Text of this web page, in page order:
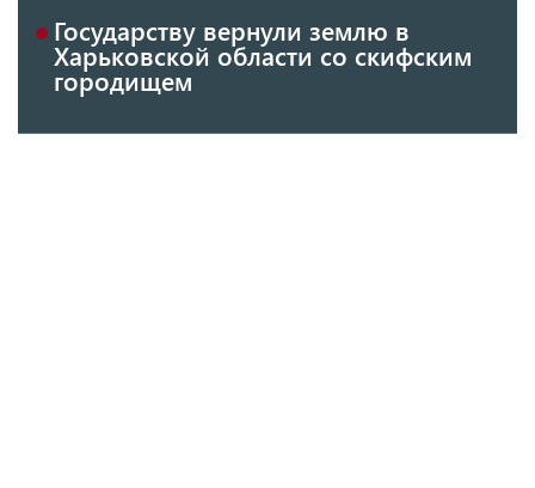
Государству вернули землю в
Харьковской области со скифским
городищем